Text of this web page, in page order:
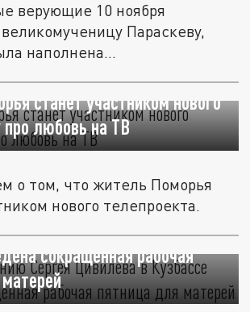
верующие 10 ноября
Параскеву,
наполнена...
станет участником нового
любовь на ТВ
о том, что житель Поморья
нового телепроекта.
Сергея Цивилева в
сокращенная рабочая